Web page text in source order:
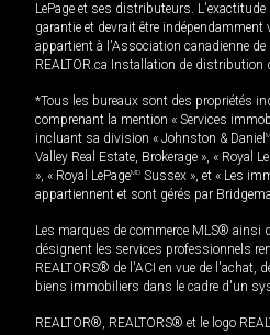
LePage et ses distributeurs.
garantie et devrait être indépendamment
appartient à l'Association canadienne de
REALTOR.ca Installation de distribution
*Tous les bureaux sont des propriétés
comprenant la mention « Services
incluant sa division « Johnston & Daniel
Valley Real Estate, Brokerage », « Royal
», « Royal LePageMD Sussex », et « Les
appartiennent et sont gérés par
Les marques de commerce MLS® ainsi
désignent les services professionnels
REALTORS® de l'ACI en vue de l'achat,
biens immobiliers dans le cadre d'un
REALTOR®, REALTORS® et le logo